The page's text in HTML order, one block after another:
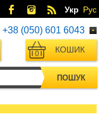
Укр Рус
+38 (050) 601 6043
КОШИК
0
ПОШУК